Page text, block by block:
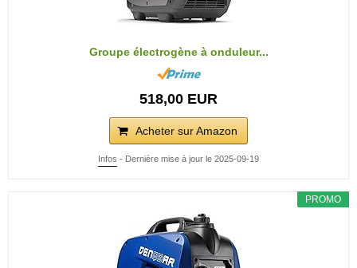
Groupe électrogène à onduleur...
518,00 EUR
Acheter sur Amazon
Infos - Dernière mise à jour le 2025-09-19
PROMO